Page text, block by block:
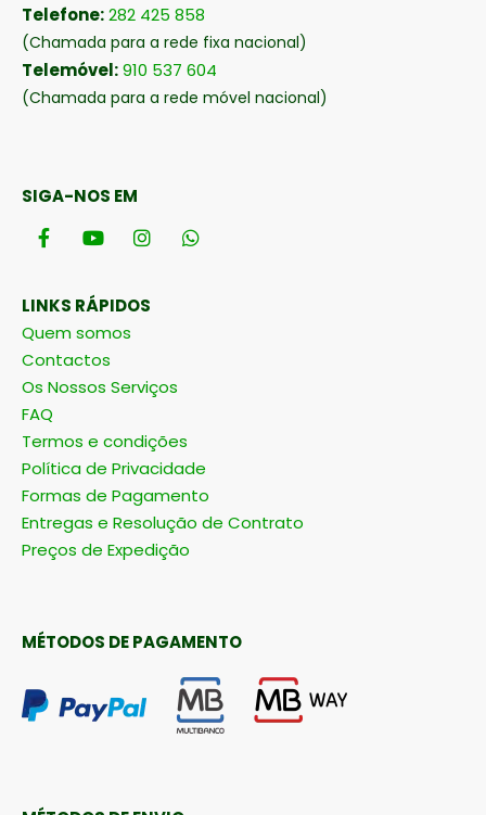
Telefone:282 425 858
(Chamada para a rede fixa nacional)
Telemóvel:910 537 604
(Chamada para a rede móvel nacional)
SIGA-NOS EM
LINKS RÁPIDOS
Quem somos
Contactos
Os Nossos Serviços
FAQ
Termos e condições
Política de Privacidade
Formas de Pagamento
Entregas e Resolução de Contrato
Preços de Expedição
MÉTODOS DE PAGAMENTO